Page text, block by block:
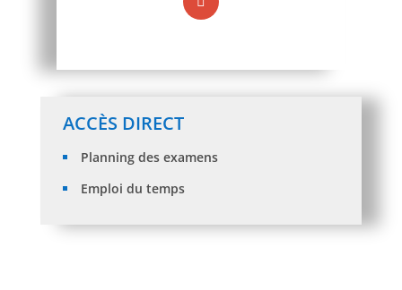
ACCÈS DIRECT
Planning des examens
Emploi du temps